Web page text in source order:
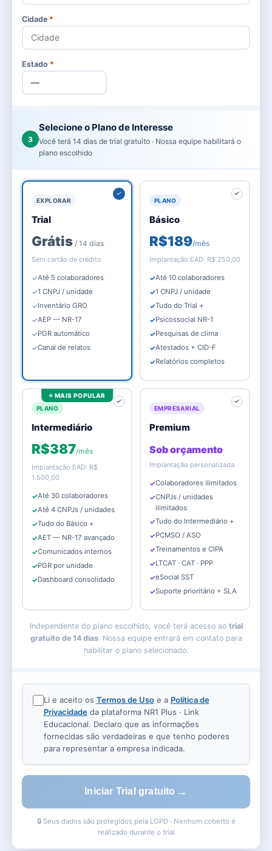
Cidade *
Estado *
3
Selecione o Plano de Interesse
Você terá 14 dias de trial gratuito · Nossa equipe habilitará o
plano escolhido
✓
EXPLORAR
Trial
Grátis / 14 dias
Sem cartão de crédito
Até 5 colaboradores
1 CNPJ / unidade
Inventário GRO
AEP — NR-17
PGR automático
Canal de relatos
✓
PLANO
Básico
R$189/mês
Implantação EAD: R$ 250,00
Até 10 colaboradores
1 CNPJ / unidade
Tudo do Trial +
Psicossocial NR-1
Pesquisas de clima
Atestados + CID-F
Relatórios completos
⭐ MAIS POPULAR
✓
PLANO
Intermediário
R$387/mês
Implantação EAD: R$
1.500,00
Até 30 colaboradores
Até 4 CNPJs / unidades
Tudo do Básico +
AET — NR-17 avançado
Comunicados internos
PGR por unidade
Dashboard consolidado
✓
EMPRESARIAL
Premium
Sob orçamento
Implantação personalizada
Colaboradores ilimitados
CNPJs / unidades
ilimitados
Tudo do Intermediário +
PCMSO / ASO
Treinamentos e CIPA
LTCAT · CAT · PPP
eSocial SST
Suporte prioritário + SLA
Independente do plano escolhido, você terá acesso ao trial
gratuito de 14 dias. Nossa equipe entrará em contato para
habilitar o plano selecionado.
Li e aceito os Termos de Usoe a Política de
Privacidadeda plataforma NR1 Plus · Link
Educacional. Declaro que as informações
fornecidas são verdadeiras e que tenho poderes
para representar a empresa indicada.
Iniciar Trial gratuito →
🔒 Seus dados são protegidos pela LGPD · Nenhum coberto é
realizado durante o trial